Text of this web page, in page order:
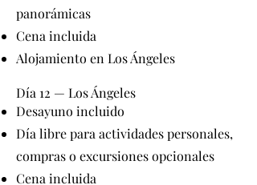
panorámicas
Cena incluida
Alojamiento en Los Ángeles
Día 12 — Los Ángeles
Desayuno incluido
Día libre para actividades personales,
compras o excursiones opcionales
Cena incluida